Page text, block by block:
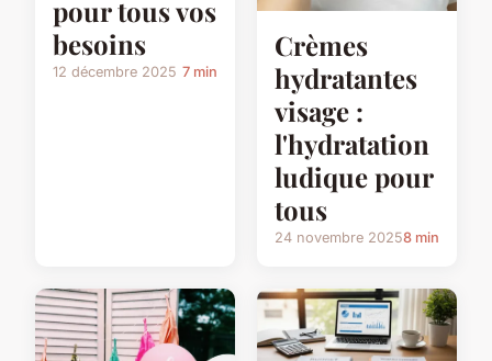
pour tous vos
besoins
12 décembre 2025 7 min
Crèmes
hydratantes
visage :
l'hydratation
ludique pour
tous
24 novembre 20258 min